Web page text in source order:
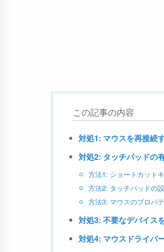
この記事の内容
対処1: マウスを再接続
対処2: タッチパッドの
方法1: ショートカット
方法2: タッチパッドの
方法3: マウスのプロパ
対処3: 不要なデバイス
対処4: マウスドライバ